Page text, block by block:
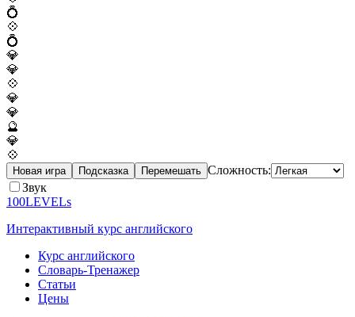
💍
💠
💍
💎
💎
💠
💎
💎
🔮
💎
💠
Новая игра Подсказка Перемешать Сложность:
Звук
100LEVELs
Интерактивный курс английского
Курс английского
Словарь-Тренажер
Статьи
Цены